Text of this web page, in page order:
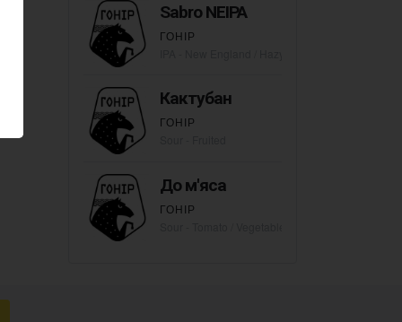
Sabro NEIPA
ГОНІР
Кактубан
ГОНІР
До м'яса
ГОНІР